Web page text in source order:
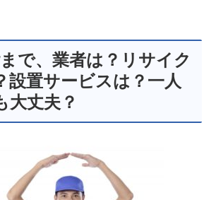
で、業者は？リサイク
設置サービスは？一人
大丈夫？